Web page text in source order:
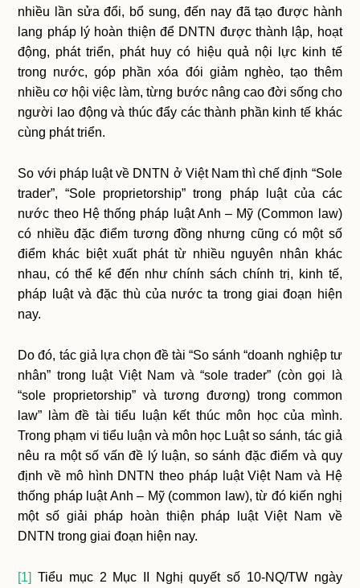
nhiều lần sửa đổi, bổ sung, đến nay đã tạo được hành
lang pháp lý hoàn thiện để DNTN được thành lập, hoạt
động, phát triển, phát huy có hiệu quả nội lực kinh tế
trong nước, góp phần xóa đói giảm nghèo, tạo thêm
nhiều cơ hội việc làm, từng bước nâng cao đời sống cho
người lao động và thúc đẩy các thành phần kinh tế khác
cùng phát triển.
So với pháp luật về DNTN ở Việt Nam thì chế định “Sole
trader”, “Sole proprietorship” trong pháp luật của các
nước theo Hệ thống pháp luật Anh – Mỹ (Common law)
có nhiều đặc điểm tương đồng nhưng cũng có một số
điểm khác biệt xuất phát từ nhiều nguyên nhân khác
nhau, có thể kể đến như chính sách chính trị, kinh tế,
pháp luật và đặc thù của nước ta trong giai đoạn hiện
nay.
Do đó, tác giả lựa chọn đề tài “So sánh “doanh nghiệp tư
nhân” trong luật Việt Nam và “sole trader” (còn gọi là
“sole proprietorship” và tương đương) trong common
law” làm đề tài tiểu luận kết thúc môn học của mình.
Trong phạm vi tiểu luận và môn học Luật so sánh, tác giả
nêu ra một số vấn đề lý luận, so sánh đặc điểm và quy
định về mô hình DNTN theo pháp luật Việt Nam và Hệ
thống pháp luật Anh – Mỹ (common law), từ đó kiến nghị
một số giải pháp hoàn thiện pháp luật Việt Nam về
DNTN trong giai đoạn hiện nay.
[1] Tiểu mục 2 Mục II Nghị quyết số 10-NQ/TW ngày